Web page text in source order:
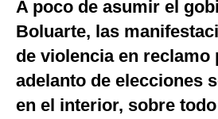
México
Internacional
Tecnología
A poco de asumir el
Boluarte, las
de violencia en reclamo
adelanto de elecciones
en el interior, sobre